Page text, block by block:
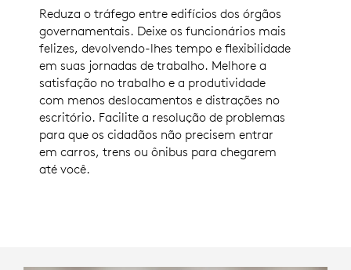
Reduza o tráfego entre edifícios dos órgãos
governamentais. Deixe os funcionários mais
felizes, devolvendo-lhes tempo e flexibilidade
em suas jornadas de trabalho. Melhore a
satisfação no trabalho e a produtividade
com menos deslocamentos e distrações no
escritório. Facilite a resolução de problemas
para que os cidadãos não precisem entrar
em carros, trens ou ônibus para chegarem
até você.